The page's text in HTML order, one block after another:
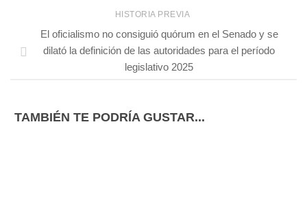
HISTORIA PREVIA
El oficialismo no consiguió quórum en el Senado y se
dilató la definición de las autoridades para el período
legislativo 2025
TAMBIÉN TE PODRÍA GUSTAR...